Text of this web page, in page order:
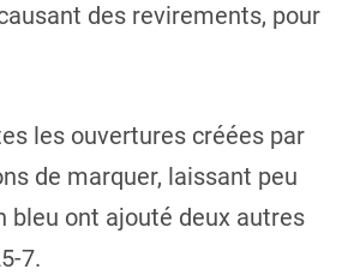
des revirements, pour
les ouvertures créées par
de marquer, laissant peu
bleu ont ajouté deux autres
7.